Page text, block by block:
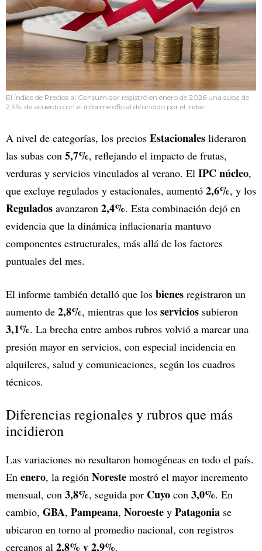
El Índice de Precios al Consumidor registró en enero de 2026 una suba de
2,9%, de acuerdo con el informe oficial difundido por el Indec
A nivel de categorías, los precios Estacionales lideraron
las subas con 5,7%, reflejando el impacto de frutas,
verduras y servicios vinculados al verano. El IPC núcleo,
que excluye regulados y estacionales, aumentó 2,6%, y los
Regulados avanzaron 2,4%. Esta combinación dejó en
evidencia que la dinámica inflacionaria mantuvo
componentes estructurales, más allá de los factores
puntuales del mes.
El informe también detalló que los bienes registraron un
aumento de 2,8%, mientras que los servicios subieron
3,1%. La brecha entre ambos rubros volvió a marcar una
presión mayor en servicios, con especial incidencia en
alquileres, salud y comunicaciones, según los cuadros
técnicos.
Diferencias regionales y rubros que más
incidieron
Las variaciones no resultaron homogéneas en todo el país.
En enero, la región Noreste mostró el mayor incremento
mensual, con 3,8%, seguida por Cuyo con 3,0%. En
cambio, GBA, Pampeana, Noroeste y Patagonia se
ubicaron en torno al promedio nacional, con registros
cercanos al 2,8% y 2,9%.